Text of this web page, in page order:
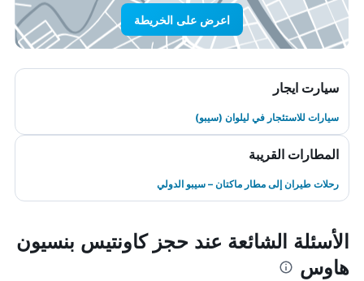
اعرض على الخريطة
سيارت ايجار
سيارات للاستئجار في ليلوان (سيبو)
المطارات القريبة
رحلات طيران إلى مطار ماكتان – سيبو الدولي
الأسئلة الشائعة عند حجز كاونتيس بنسيون
هاوس